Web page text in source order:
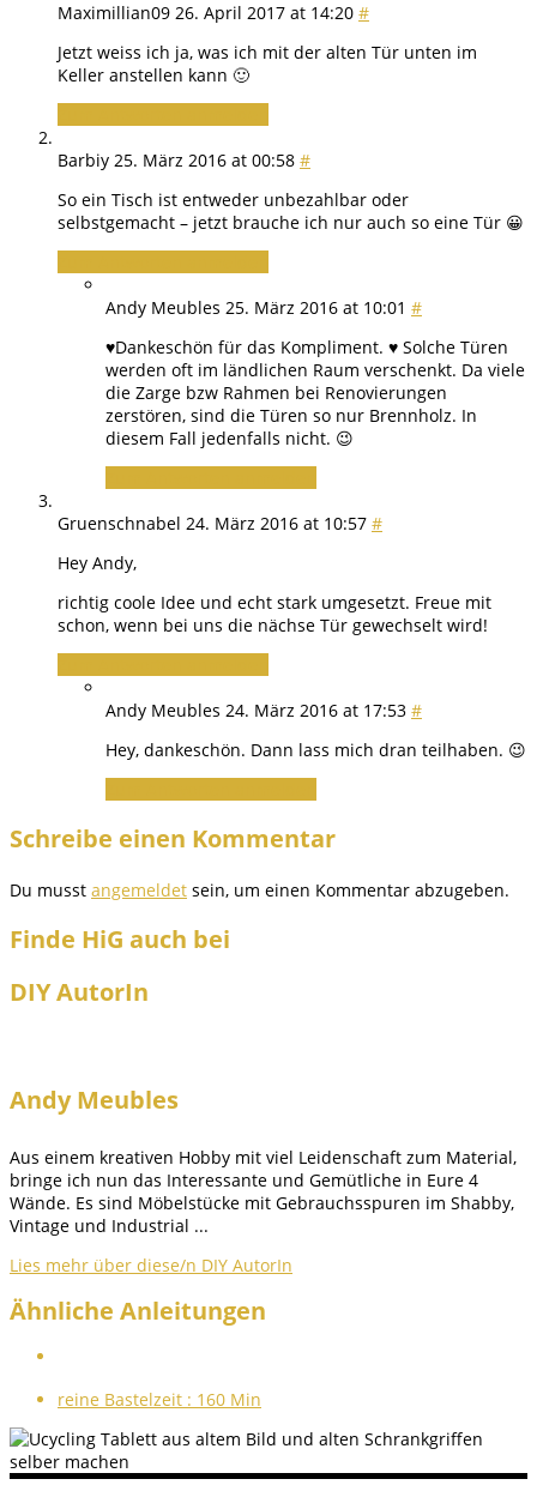
Maximillian09 26. April 2017 at 14:20 #
Jetzt weiss ich ja, was ich mit der alten Tür unten im
Keller anstellen kann 🙂
Barbiy 25. März 2016 at 00:58 #
So ein Tisch ist entweder unbezahlbar oder
selbstgemacht – jetzt brauche ich nur auch so eine Tür 😀
Andy Meubles 25. März 2016 at 10:01 #
♥Dankeschön für das Kompliment. ♥ Solche Türen
werden oft im ländlichen Raum verschenkt. Da viele
die Zarge bzw Rahmen bei Renovierungen
zerstören, sind die Türen so nur Brennholz. In
diesem Fall jedenfalls nicht. 😉
Gruenschnabel 24. März 2016 at 10:57 #
Hey Andy,
richtig coole Idee und echt stark umgesetzt. Freue mit
schon, wenn bei uns die nächse Tür gewechselt wird!
Andy Meubles 24. März 2016 at 17:53 #
Hey, dankeschön. Dann lass mich dran teilhaben. 😉
Schreibe einen Kommentar
Du musst angemeldet sein, um einen Kommentar abzugeben.
Finde HiG auch bei
DIY AutorIn
Andy Meubles
Aus einem kreativen Hobby mit viel Leidenschaft zum Material,
bringe ich nun das Interessante und Gemütliche in Eure 4
Wände. Es sind Möbelstücke mit Gebrauchsspuren im Shabby,
Vintage und Industrial ...
Lies mehr über diese/n DIY AutorIn
Ähnliche Anleitungen
reine Bastelzeit : 160 Min